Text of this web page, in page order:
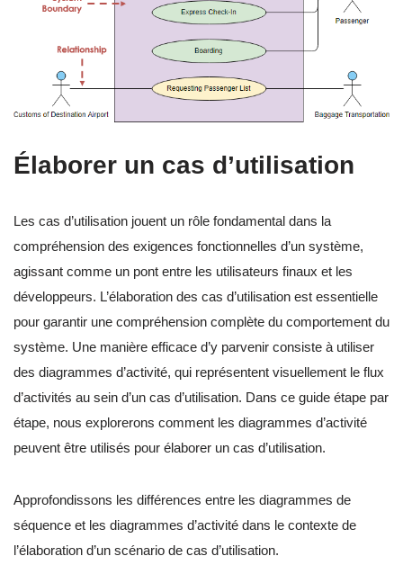
Élaborer un cas d’utilisation
Les cas d’utilisation jouent un rôle fondamental dans la
compréhension des exigences fonctionnelles d’un système,
agissant comme un pont entre les utilisateurs finaux et les
développeurs. L’élaboration des cas d’utilisation est essentielle
pour garantir une compréhension complète du comportement du
système. Une manière efficace d’y parvenir consiste à utiliser
des diagrammes d’activité, qui représentent visuellement le flux
d’activités au sein d’un cas d’utilisation. Dans ce guide étape par
étape, nous explorerons comment les diagrammes d’activité
peuvent être utilisés pour élaborer un cas d’utilisation.
Approfondissons les différences entre les diagrammes de
séquence et les diagrammes d’activité dans le contexte de
l’élaboration d’un scénario de cas d’utilisation.